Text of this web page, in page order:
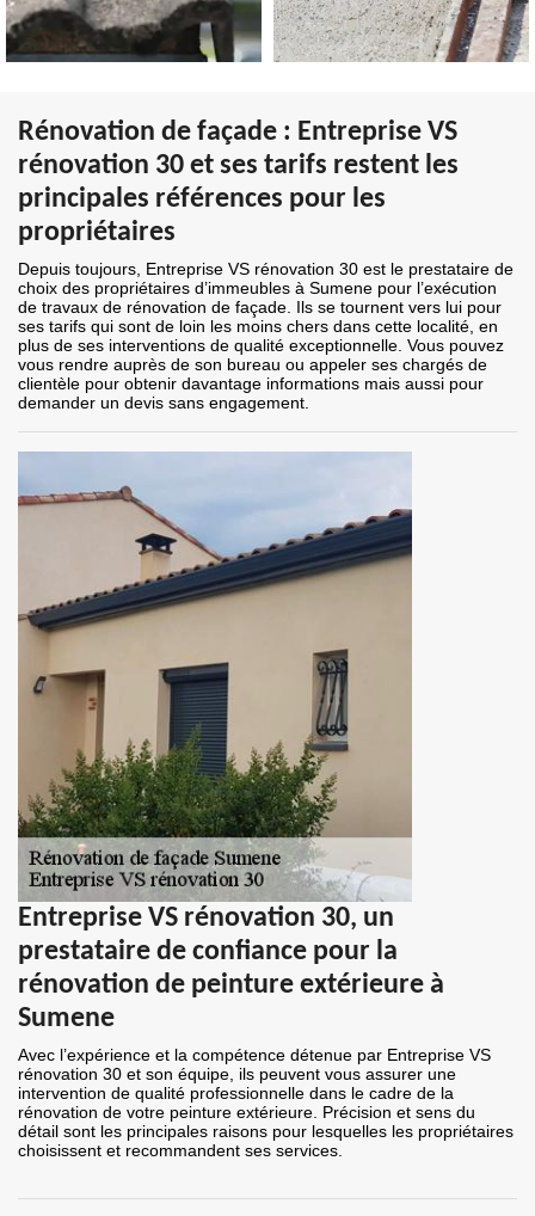
Rénovation de façade : Entreprise VS
rénovation 30 et ses tarifs restent les
principales références pour les
propriétaires
Depuis toujours, Entreprise VS rénovation 30 est le prestataire de
choix des propriétaires d’immeubles à Sumene pour l’exécution
de travaux de rénovation de façade. Ils se tournent vers lui pour
ses tarifs qui sont de loin les moins chers dans cette localité, en
plus de ses interventions de qualité exceptionnelle. Vous pouvez
vous rendre auprès de son bureau ou appeler ses chargés de
clientèle pour obtenir davantage informations mais aussi pour
demander un devis sans engagement.
Entreprise VS rénovation 30, un
prestataire de confiance pour la
rénovation de peinture extérieure à
Sumene
Avec l’expérience et la compétence détenue par Entreprise VS
rénovation 30 et son équipe, ils peuvent vous assurer une
intervention de qualité professionnelle dans le cadre de la
rénovation de votre peinture extérieure. Précision et sens du
détail sont les principales raisons pour lesquelles les propriétaires
choisissent et recommandent ses services.